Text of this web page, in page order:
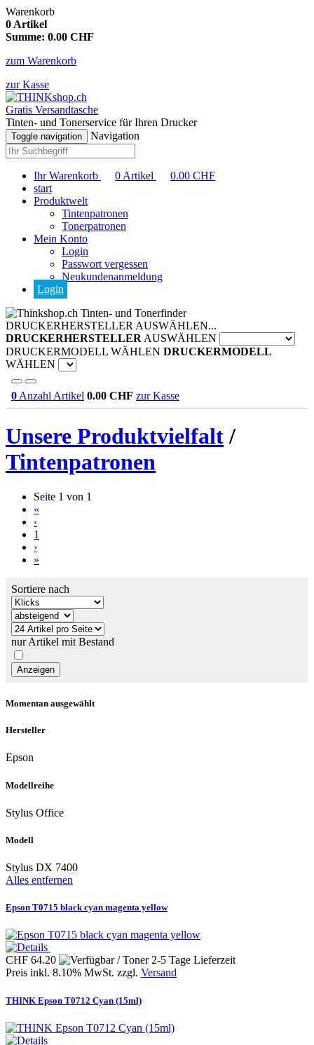
Warenkorb
0 Artikel
Summe: 0.00 CHF
zum Warenkorb
zur Kasse
Gratis Versandtasche
Tinten- und Tonerservice für Ihren Drucker
Toggle navigation Navigation
Ihr Warenkorb 0 Artikel 0.00 CHF
start
Produktwelt
Tintenpatronen
Tonerpatronen
Mein Konto
Login
Passwort vergessen
Neukundenanmeldung
Login
Tinten- und Tonerfinder
DRUCKERHERSTELLER AUSWÄHLEN...
DRUCKERHERSTELLER AUSWÄHLEN
DRUCKERMODELL WÄHLEN DRUCKERMODELL
WÄHLEN
0 Anzahl Artikel 0.00 CHF zur Kasse
Unsere Produktvielfalt/
Tintenpatronen
Seite 1 von 1
«
‹
1
›
»
Sortiere nach
nur Artikel mit Bestand
Momentan ausgewählt
Hersteller
Epson
Modellreihe
Stylus Office
Modell
Stylus DX 7400
Alles entfernen
Epson T0715 black cyan magenta yellow
CHF 64.20
Preis inkl. 8.10% MwSt. zzgl. Versand
THINK Epson T0712 Cyan (15ml)